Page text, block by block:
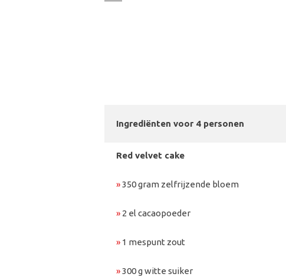
Ingrediënten voor 4 personen
Red velvet cake
»350 gram zelfrijzende bloem
» 2 el cacaopoeder
» 1 mespunt zout
»300 g witte suiker